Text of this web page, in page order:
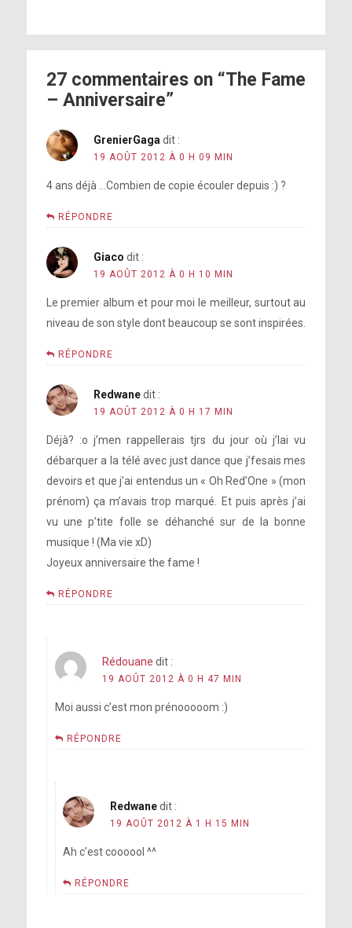
27 commentaires on “The Fame
– Anniversaire”
GrenierGaga dit :
19 AOÛT 2012 À 0 H 09 MIN
4 ans déjà …Combien de copie écouler depuis :) ?
RÉPONDRE
Giaco dit :
19 AOÛT 2012 À 0 H 10 MIN
Le premier album et pour moi le meilleur, surtout au
niveau de son style dont beaucoup se sont inspirées.
RÉPONDRE
Redwane dit :
19 AOÛT 2012 À 0 H 17 MIN
Déjà? :o j’men rappellerais tjrs du jour où j’lai vu
débarquer a la télé avec just dance que j’fesais mes
devoirs et que j’ai entendus un « Oh Red’One » (mon
prénom) ça m’avais trop marqué. Et puis après j’ai
vu une p’tite folle se déhanché sur de la bonne
musique ! (Ma vie xD)
Joyeux anniversaire the fame !
RÉPONDRE
Rédouane dit :
19 AOÛT 2012 À 0 H 47 MIN
Moi aussi c’est mon prénooooom :)
RÉPONDRE
Redwanedit :
19 AOÛT 2012 À 1 H 15 MIN
Ah c’est coooool ^^
RÉPONDRE